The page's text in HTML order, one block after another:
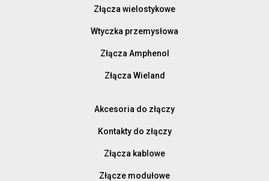
Złącza wielostykowe
Wtyczka przemysłowa
Złącza Amphenol
Złącza Wieland
Akcesoria do złączy
Kontakty do złączy
Złącza kablowe
Złącze modułowe